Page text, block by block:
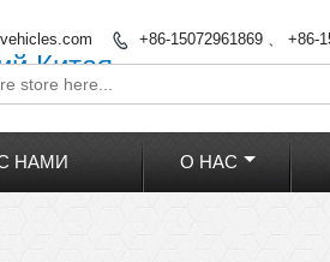
Китая
 +86-15072961869 、 +86-
НАМИ О НАС